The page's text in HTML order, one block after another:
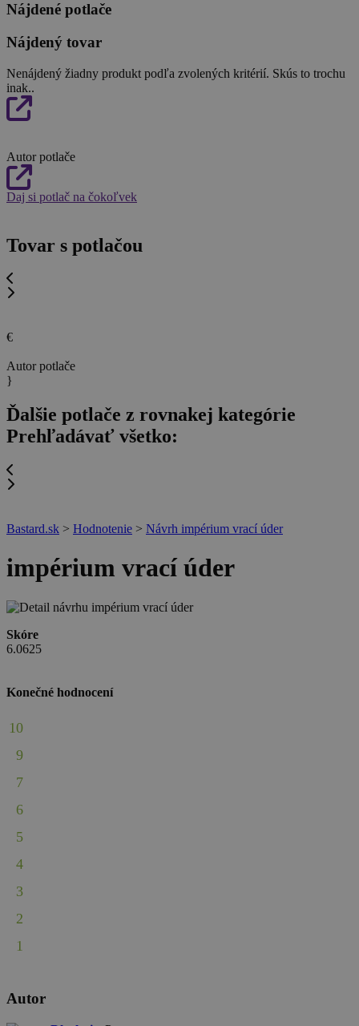
Nájdené potlače
Nájdený tovar
Nenájdený žiadny produkt podľa zvolených kritérií. Skús to trochu
inak..
Autor potlače
Daj si potlač na čokoľvek
Tovar s potlačou
€
Autor potlače
}
Ďalšie potlače z rovnakej kategórie
Prehľadávať všetko:
Bastard.sk > Hodnotenie > Návrh impérium vrací úder
impérium vrací úder
Skóre
6.0625
Konečné hodnocení
10
9
7
6
5
4
3
2
1
Autor